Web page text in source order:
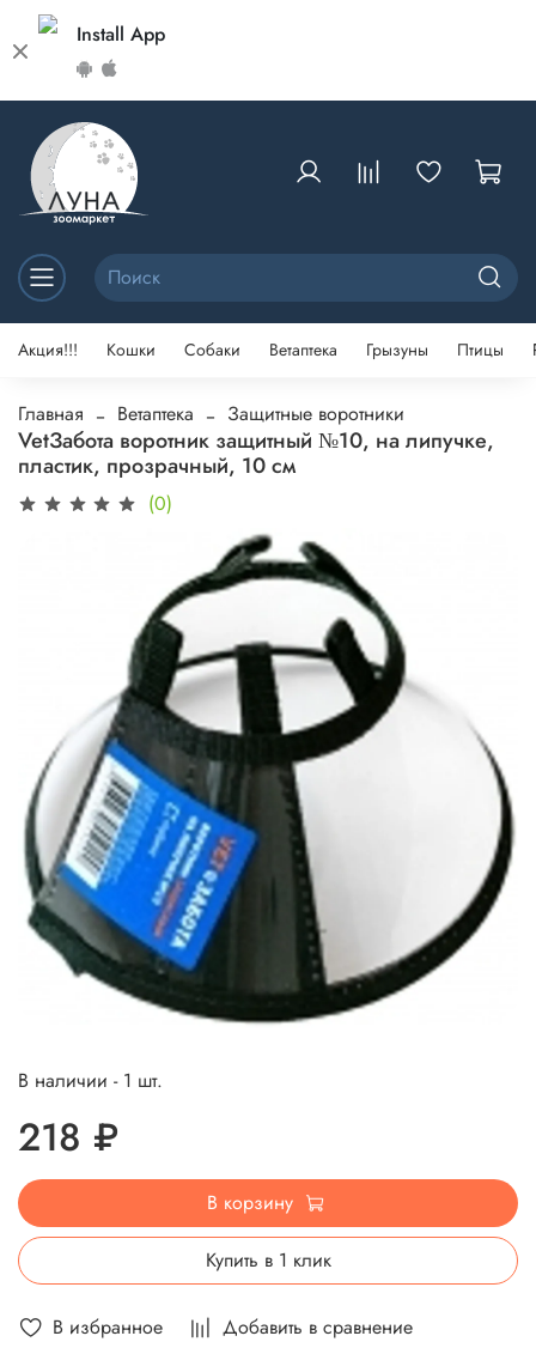
Install App
Акция!!! Кошки Собаки Ветаптека Грызуны Птицы
Главная Ветаптека Защитные воротники
VetЗабота воротник защитный №10, на липучке,
пластик, прозрачный, 10 см
(0)
В избранное Добавить в сравнение
В наличии - 1 шт.
218 ₽
В корзину
Купить в 1 клик